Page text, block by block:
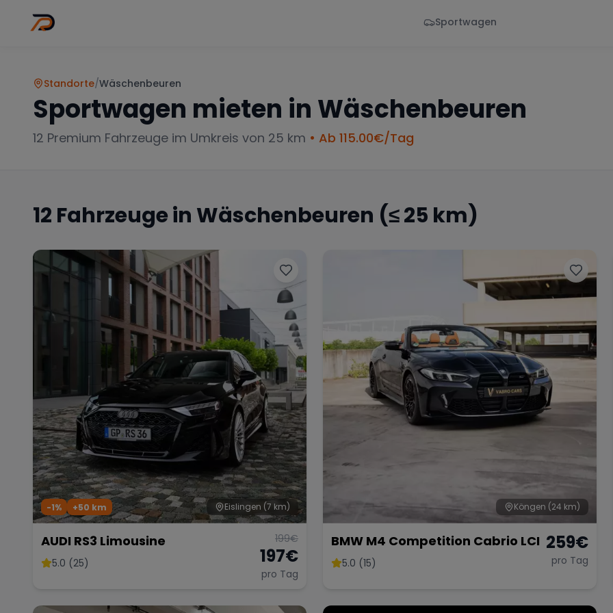
Sportwagen
Standorte/Wäschenbeuren
Sportwagen mieten in Wäschenbeuren
12 Premium Fahrzeuge im Umkreis von 25 km • Ab 115.00€/Tag
12 Fahrzeuge in Wäschenbeuren (≤ 25 km)
Eislingen (7 km)
-1% +50 km
AUDI RS3 Limousine
5.0 (25)
199€
197€
pro Tag
Köngen (24 km)
BMW M4 Competition Cabrio LCI
5.0 (15)
259€
pro Tag